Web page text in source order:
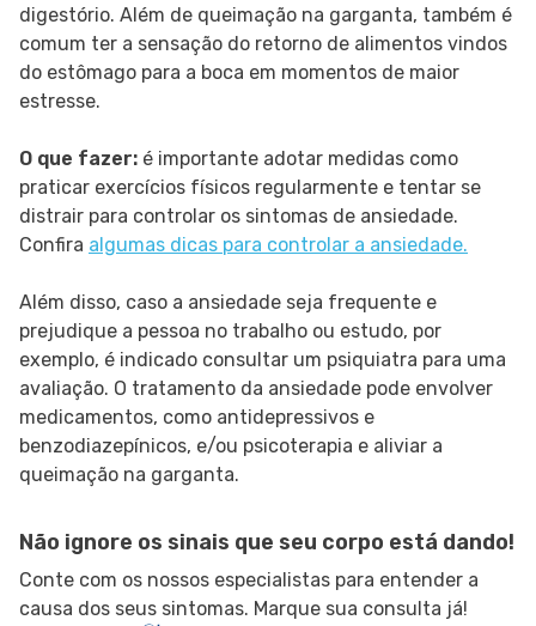
digestório. Além de queimação na garganta, também é
comum ter a sensação do retorno de alimentos vindos
do estômago para a boca em momentos de maior
estresse.
O que fazer: é importante adotar medidas como
praticar exercícios físicos regularmente e tentar se
distrair para controlar os sintomas de ansiedade.
Confira algumas dicas para controlar a ansiedade.
Além disso, caso a ansiedade seja frequente e
prejudique a pessoa no trabalho ou estudo, por
exemplo, é indicado consultar um psiquiatra para uma
avaliação. O tratamento da ansiedade pode envolver
medicamentos, como antidepressivos e
benzodiazepínicos, e/ou psicoterapia e aliviar a
queimação na garganta.
Não ignore os sinais que seu corpo está dando!
Conte com os nossos especialistas para entender a
causa dos seus sintomas. Marque sua consulta já!